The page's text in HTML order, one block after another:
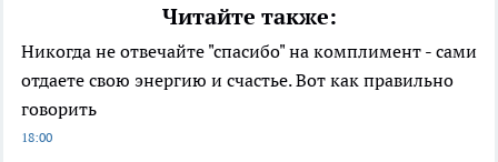
Читайте также:
Никогда не отвечайте "спасибо" на комплимент - сами
отдаете свою энергию и счастье. Вот как правильно
говорить
18:00